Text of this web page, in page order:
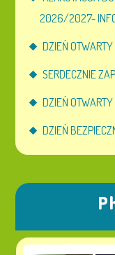
2026/2027-
DZIEŃ
SERDECZNIE
DZIEŃ
DZIEŃ